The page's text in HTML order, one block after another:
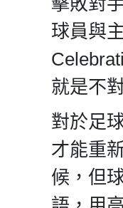
球員與
就是不
對於足
才能重
候，但